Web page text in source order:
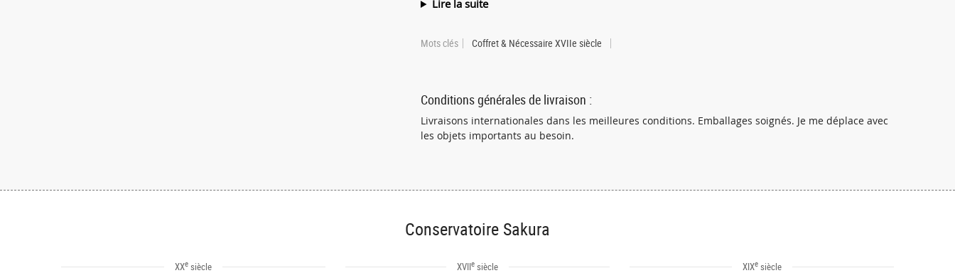
Lire la suite
Mots clés Coffret & Nécessaire XVIIe siècle
Conditions générales de livraison :
Livraisons internationales dans les meilleures conditions. Emballages soignés. Je me déplace avec
les objets importants au besoin.
Conservatoire Sakura
XXe siècle XVIIe siècle XIXesiècle